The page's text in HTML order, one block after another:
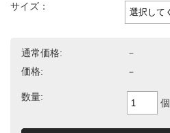
サイズ：
通常価格:
－
価格:
－
数量:
個